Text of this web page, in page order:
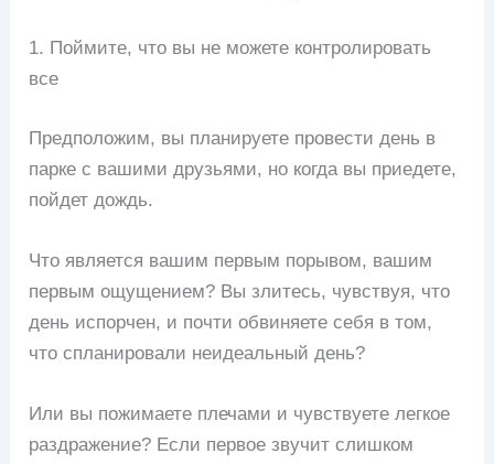
1. Поймите, что вы не можете контролировать
все
Предположим, вы планируете провести день в
парке с вашими друзьями, но когда вы приедете,
пойдет дождь.
Что является вашим первым порывом, вашим
первым ощущением? Вы злитесь, чувствуя, что
день испорчен, и почти обвиняете себя в том,
что спланировали неидеальный день?
Или вы пожимаете плечами и чувствуете легкое
раздражение? Если первое звучит слишком